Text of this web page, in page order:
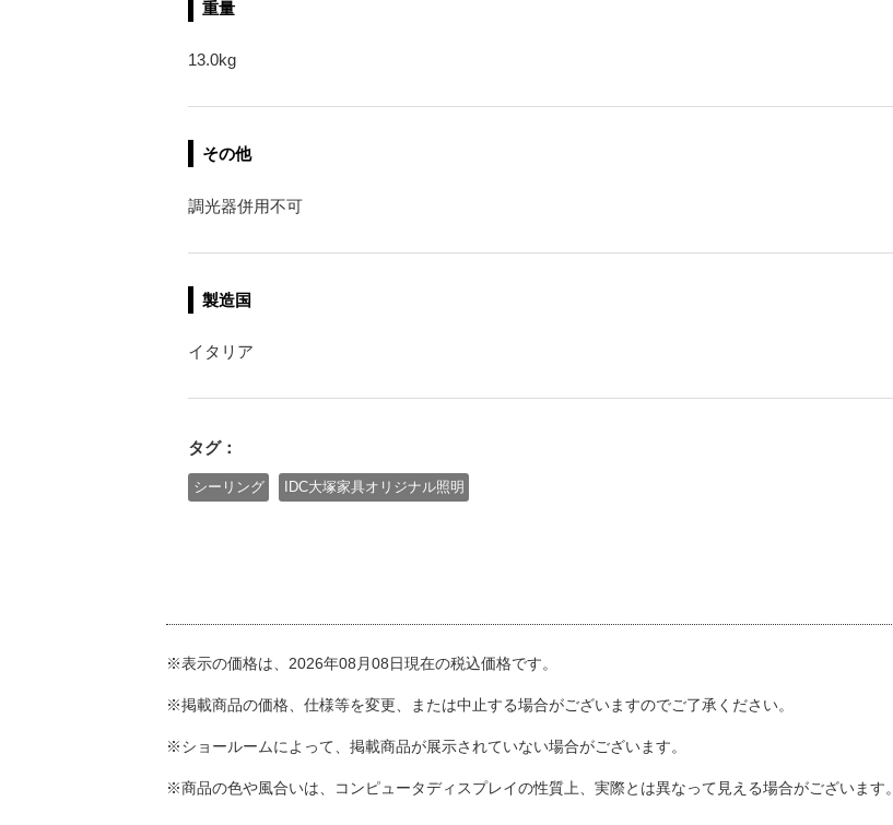
重量
13.0kg
その他
調光器併用不可
製造国
イタリア
タグ：
シーリング IDC大塚家具オリジナル照明
※表示の価格は、2026年08月08日現在の税込価格です。
※掲載商品の価格、仕様等を変更、または中止する場合がございますのでご了承ください。
※ショールームによって、掲載商品が展示されていない場合がございます。
※商品の色や風合いは、コンピュータディスプレイの性質上、実際とは異なって見える場合がございます。